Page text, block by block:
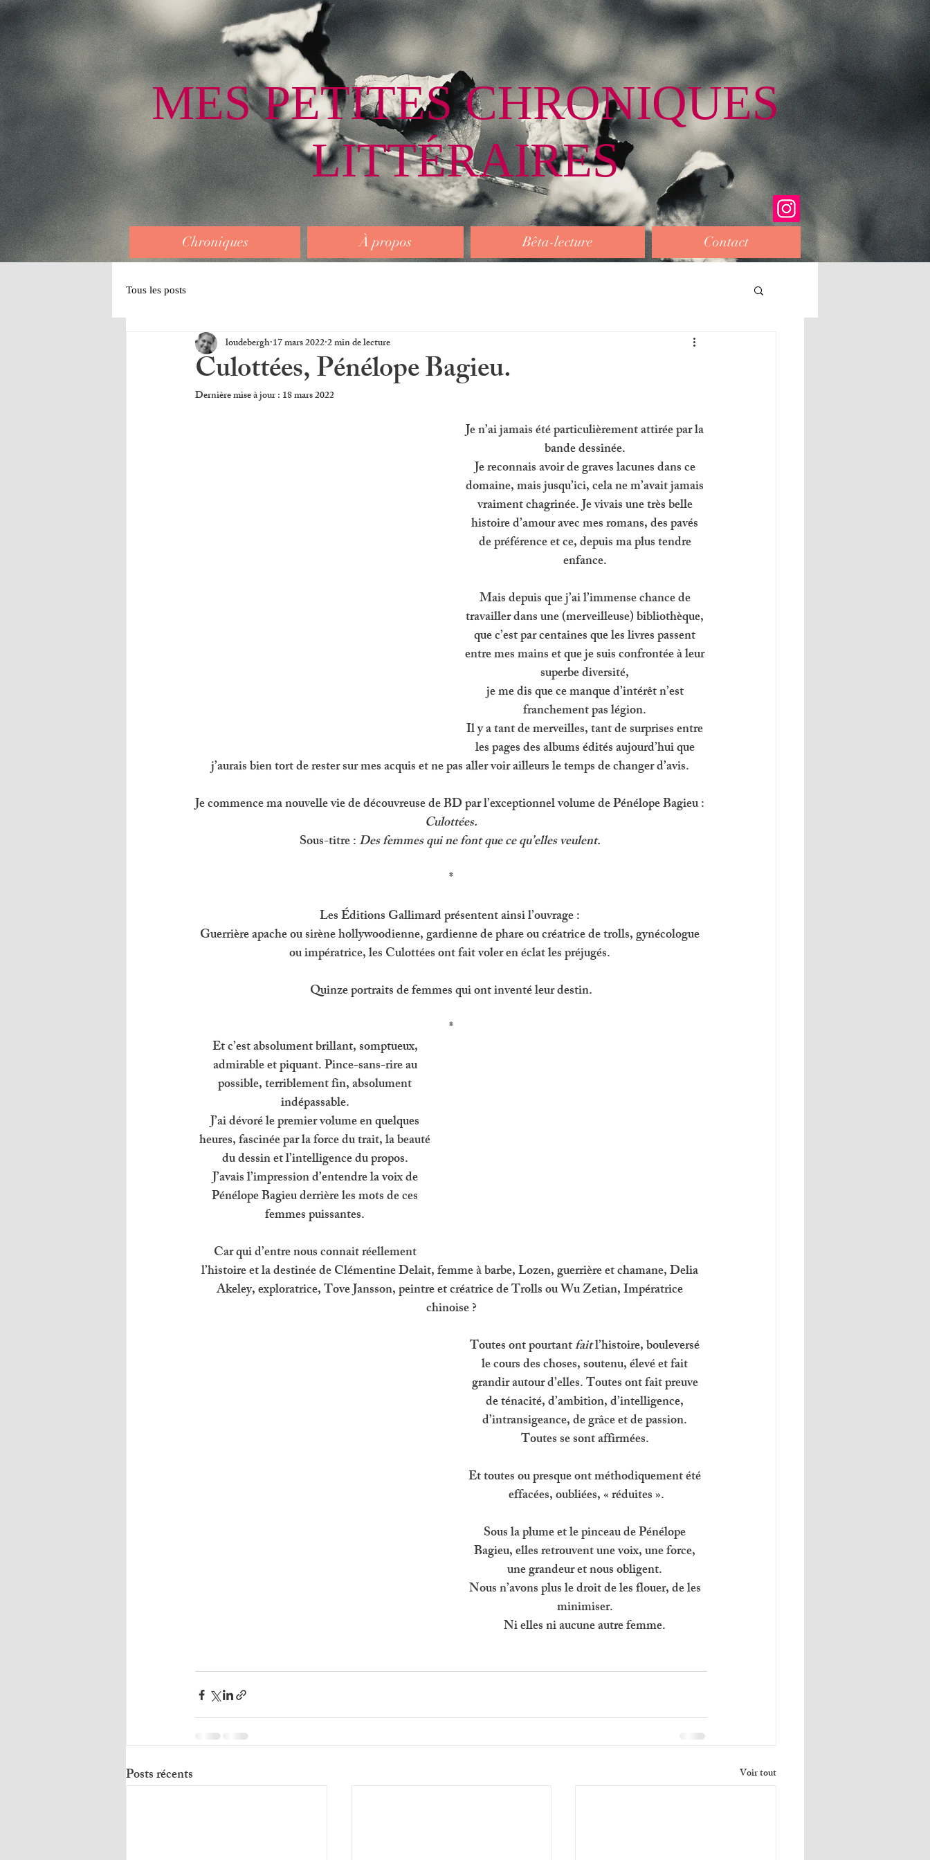
MES PETITES CHRONIQUES
LITTÉRAIRES
Chroniques À propos Bêta-lecture Contact
Tous les posts
Culottées, Pénélope Bagieu.
loudebergh 17 mars 20222 min de lecture
Dernière mise à jour : 18 mars 2022
Je n’ai jamais été particulièrement attirée par la
bande dessinée.
Je reconnais avoir de graves lacunes dans ce
domaine, mais jusqu’ici, cela ne m’avait jamais
vraiment chagrinée. Je vivais une très belle
histoire d’amour avec mes romans, des pavés
de préférence et ce, depuis ma plus tendre
enfance.
Mais depuis que j’ai l’immense chance de
travailler dans une (merveilleuse) bibliothèque,
que c’est par centaines que les livres passent
entre mes mains et que je suis confrontée à leur
superbe diversité,
je me dis que ce manque d’intérêt n’est
franchement pas légion.
Il y a tant de merveilles, tant de surprises entre
les pages des albums édités aujourd’hui que
j’aurais bien tort de rester sur mes acquis et ne pas aller voir ailleurs le temps de changer d’avis.
Je commence ma nouvelle vie de découvreuse de BD par l’exceptionnel volume de Pénélope Bagieu :
Culottées.
Sous-titre : Des femmes qui ne font que ce qu’elles veulent.
*
Les Éditions Gallimard présentent ainsi l’ouvrage :
Guerrière apache ou sirène hollywoodienne, gardienne de phare ou créatrice de trolls, gynécologue
ou impératrice, les Culottées ont fait voler en éclat les préjugés.
Quinze portraits de femmes qui ont inventé leur destin.
*
Et c’est absolument brillant, somptueux,
admirable et piquant. Pince-sans-rire au
possible, terriblement fin, absolument
indépassable.
J’ai dévoré le premier volume en quelques
heures, fascinée par la force du trait, la beauté
du dessin et l’intelligence du propos.
J’avais l’impression d’entendre la voix de
Pénélope Bagieu derrière les mots de ces
femmes puissantes.
Car qui d’entre nous connait réellement
l’histoire et la destinée de Clémentine Delait, femme à barbe, Lozen, guerrière et chamane, Delia
Akeley, exploratrice, Tove Jansson, peintre et créatrice de Trolls ou Wu Zetian, Impératrice
chinoise ?
Toutes ont pourtant fait l’histoire, bouleversé
le cours des choses, soutenu, élevé et fait
grandir autour d’elles. Toutes ont fait preuve
de ténacité, d’ambition, d’intelligence,
d’intransigeance, de grâce et de passion.
Toutes se sont affirmées.
Et toutes ou presque ont méthodiquement été
effacées, oubliées, « réduites ».
Sous la plume et le pinceau de Pénélope
Bagieu, elles retrouvent une voix, une force,
une grandeur et nous obligent.
Nous n’avons plus le droit de les flouer, de les
minimiser.
Ni elles ni aucune autre femme.
Posts récents Voir tout